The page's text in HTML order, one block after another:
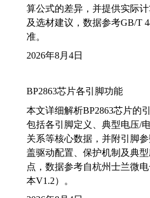
算公式的差异，并提供实际
及选材建议，数据参考GB/T
准。
2026年8月4日
BP2863芯片各引脚功能
本文详细解析BP2863芯片的
包括各引脚定义、典型电压/
关系等核心数据，并附引脚
盖驱动配置、保护机制及典
点，数据参考自杭州士兰微
本V1.2）。